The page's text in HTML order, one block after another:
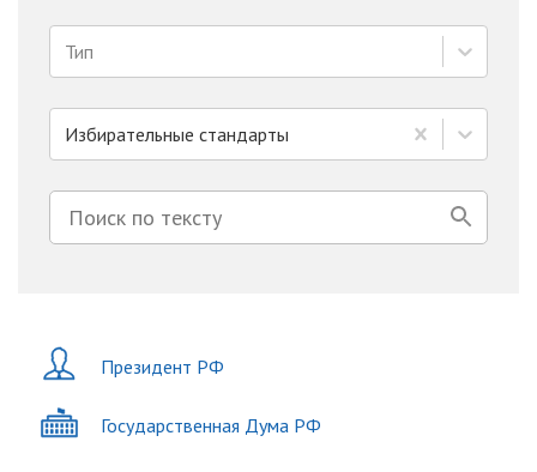
Тип
Избирательные стандарты
Президент РФ
Государственная Дума РФ